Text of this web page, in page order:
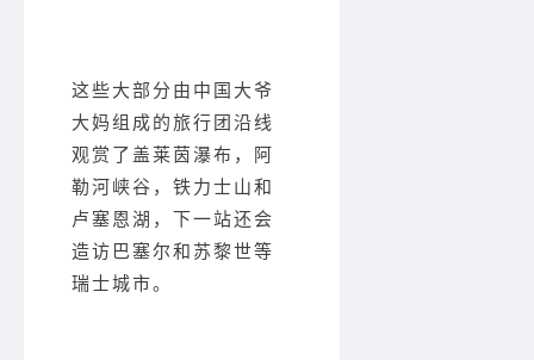
这些大部分由中国大爷
大妈组成的旅行团沿线
观赏了盖莱茵瀑布，阿
勒河峡谷，铁力士山和
卢塞恩湖，下一站还会
造访巴塞尔和苏黎世等
瑞士城市。